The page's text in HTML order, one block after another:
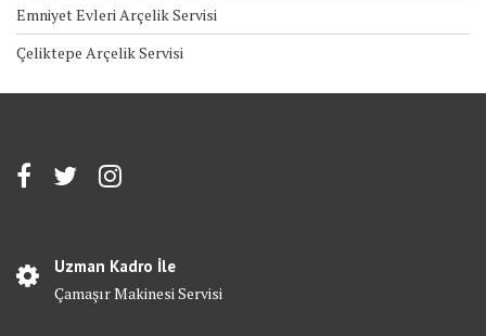
Emniyet Evleri Arçelik Servisi
Çeliktepe Arçelik Servisi
Uzman Kadro İle
Çamaşır Makinesi Servisi